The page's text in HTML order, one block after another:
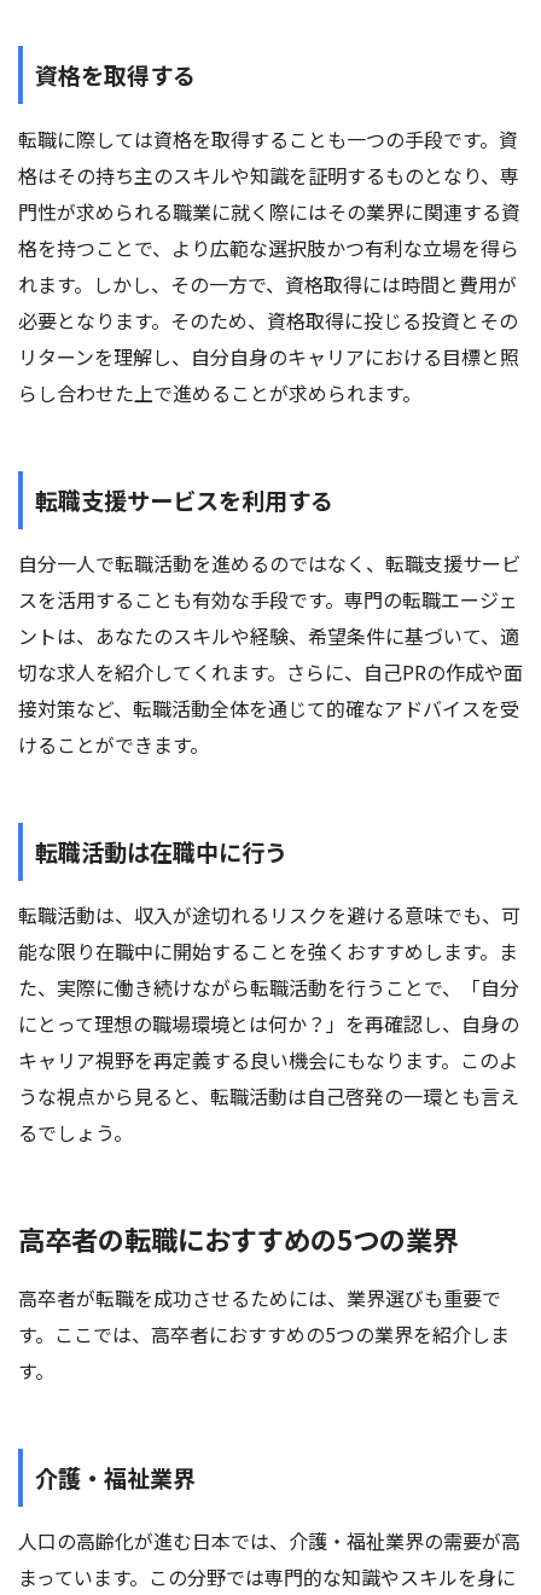
資格を取得する
転職に際しては資格を取得することも一つの手段です。資
格はその持ち主のスキルや知識を証明するものとなり、専
門性が求められる職業に就く際にはその業界に関連する資
格を持つことで、より広範な選択肢かつ有利な立場を得ら
れます。しかし、その一方で、資格取得には時間と費用が
必要となります。そのため、資格取得に投じる投資とその
リターンを理解し、自分自身のキャリアにおける目標と照
らし合わせた上で進めることが求められます。
転職支援サービスを利用する
自分一人で転職活動を進めるのではなく、転職支援サービ
スを活用することも有効な手段です。専門の転職エージェ
ントは、あなたのスキルや経験、希望条件に基づいて、適
切な求人を紹介してくれます。さらに、自己PRの作成や面
接対策など、転職活動全体を通じて的確なアドバイスを受
けることができます。
転職活動は在職中に行う
転職活動は、収入が途切れるリスクを避ける意味でも、可
能な限り在職中に開始することを強くおすすめします。ま
た、実際に働き続けながら転職活動を行うことで、「自分
にとって理想の職場環境とは何か？」を再確認し、自身の
キャリア視野を再定義する良い機会にもなります。このよ
うな視点から見ると、転職活動は自己啓発の一環とも言え
るでしょう。
高卒者の転職におすすめの5つの業界
高卒者が転職を成功させるためには、業界選びも重要で
す。ここでは、高卒者におすすめの5つの業界を紹介しま
す。
介護・福祉業界
人口の高齢化が進む日本では、介護・福祉業界の需要が高
まっています。この分野では専門的な知識やスキルを身に